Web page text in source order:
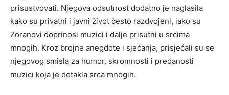
prisustvovati. Njegova odsutnost dodatno je naglasila
kako su privatni i javni život često razdvojeni, iako su
Zoranovi doprinosi muzici i dalje prisutni u srcima
mnogih. Kroz brojne anegdote i sjećanja, prisjećali su se
njegovog smisla za humor, skromnosti i predanosti
muzici koja je dotakla srca mnogih.